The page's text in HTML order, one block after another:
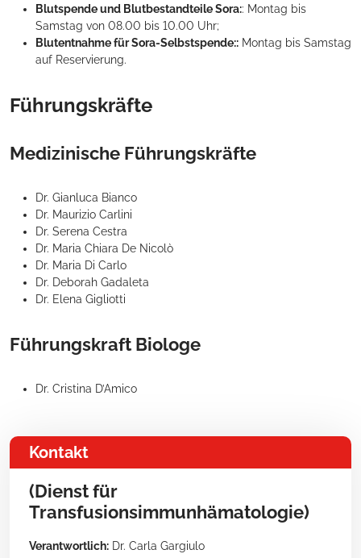
Blutspende und Blutbestandteile Sora:: Montag bis
Samstag von 08.00 bis 10.00 Uhr;
Blutentnahme für Sora-Selbstspende:: Montag bis Samstag
auf Reservierung.
Führungskräfte
Medizinische Führungskräfte
Dr. Gianluca Bianco
Dr. Maurizio Carlini
Dr. Serena Cestra
Dr. Maria Chiara De Nicolò
Dr. Maria Di Carlo
Dr. Deborah Gadaleta
Dr. Elena Gigliotti
Führungskraft Biologe
Dr. Cristina D’Amico
Kontakt
(Dienst für
Transfusionsimmunhämatologie)
Verantwortlich: Dr. Carla Gargiulo